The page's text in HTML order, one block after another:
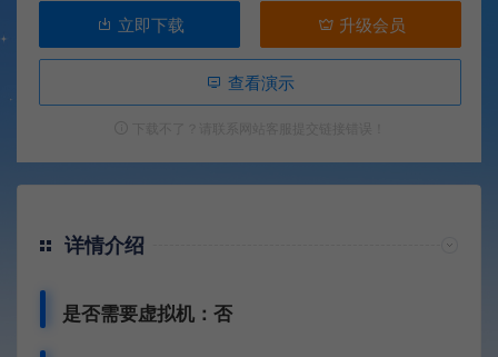
立即下载 升级会员
查看演示
详情介绍
是否需要虚拟机：否